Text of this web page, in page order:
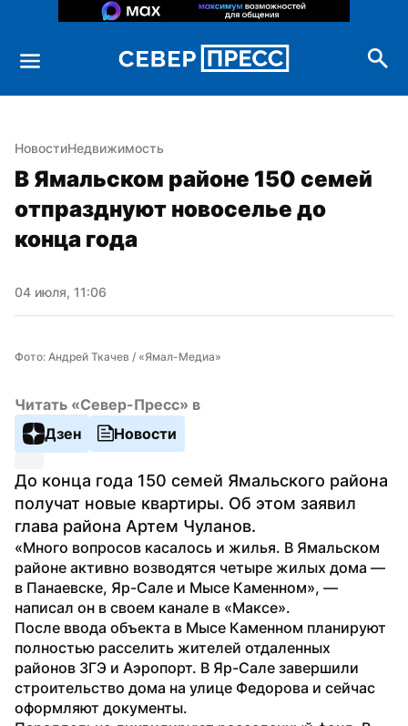
НовостиНедвижимость
В Ямальском районе 150 семей
отпразднуют новоселье до
конца года
04 июля, 11:06
Фото: Андрей Ткачев / «Ямал-Медиа»
Читать «Север-Пресс» в
Дзен
Новости
До конца года 150 семей Ямальского района
получат новые квартиры. Об этом заявил
глава района Артем Чуланов.
«Много вопросов касалось и жилья. В Ямальском
районе активно возводятся четыре жилых дома —
в Панаевске, Яр-Сале и Мысе Каменном», —
написал он в своем канале в «Максе».
После ввода объекта в Мысе Каменном планируют
полностью расселить жителей отдаленных
районов ЗГЭ и Аэропорт. В Яр-Сале завершили
строительство дома на улице Федорова и сейчас
оформляют документы.